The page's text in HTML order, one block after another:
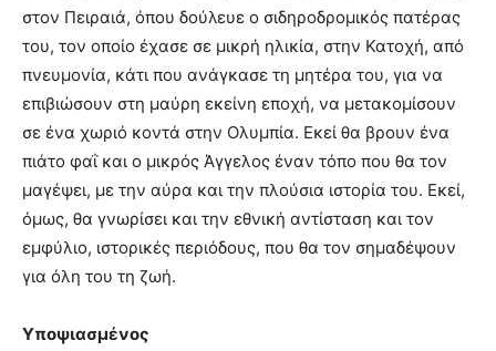
στον Πειραιά, όπου δούλευε ο σιδηροδρομικός πατέρας
του, τον οποίο έχασε σε μικρή ηλικία, στην Κατοχή, από
πνευμονία, κάτι που ανάγκασε τη μητέρα του, για να
επιβιώσουν στη μαύρη εκείνη εποχή, να μετακομίσουν
σε ένα χωριό κοντά στην Ολυμπία. Εκεί θα βρουν ένα
πιάτο φαΐ και ο μικρός Άγγελος έναν τόπο που θα τον
μαγέψει, με την αύρα και την πλούσια ιστορία του. Εκεί,
όμως, θα γνωρίσει και την εθνική αντίσταση και τον
εμφύλιο, ιστορικές περιόδους, που θα τον σημαδέψουν
για όλη του τη ζωή.
Υποψιασμένος